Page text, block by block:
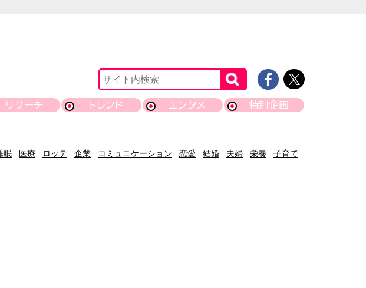
リサーチ トレンド エンタメ 特別企画
眠 医療 ロッテ 企業 コミュニケーション 恋愛 結婚 夫婦 栄養 子育て